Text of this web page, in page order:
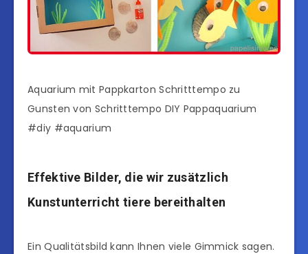
Aquarium mit Pappkarton Schritttempo zu
Gunsten von Schritttempo DIY Pappaquarium
#diy #aquarium
Effektive Bilder, die wir zusätzlich
Kunstunterricht tiere bereithalten
Ein Qualitätsbild kann Ihnen viele Gimmick sagen.